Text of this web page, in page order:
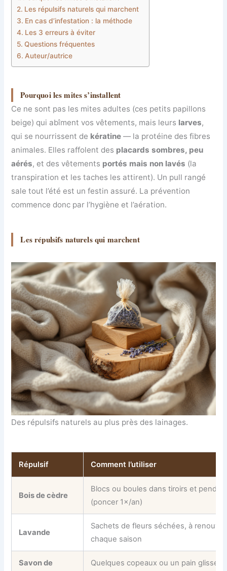
Les répulsifs naturels qui marchent
En cas d’infestation : la méthode
Les 3 erreurs à éviter
Questions fréquentes
Auteur/autrice
Pourquoi les mites s’installent
Ce ne sont pas les mites adultes (ces petits papillons
beige) qui abîment vos vêtements, mais leurs larves,
qui se nourrissent de kératine — la protéine des fibres
animales. Elles raffolent des placards sombres, peu
aérés, et des vêtements portés mais non lavés (la
transpiration et les taches les attirent). Un pull rangé
sale tout l’été est un festin assuré. La prévention
commence donc par l’hygiène et l’aération.
Les répulsifs naturels qui marchent
Des répulsifs naturels au plus près des lainages.
Répulsif Comment l’utiliser
Bois de cèdre
Blocs ou boules dans tiroirs et
(poncer 1×/an)
Lavande
Sachets de fleurs séchées, à
chaque saison
Savon de Quelques copeaux ou un pain glissé